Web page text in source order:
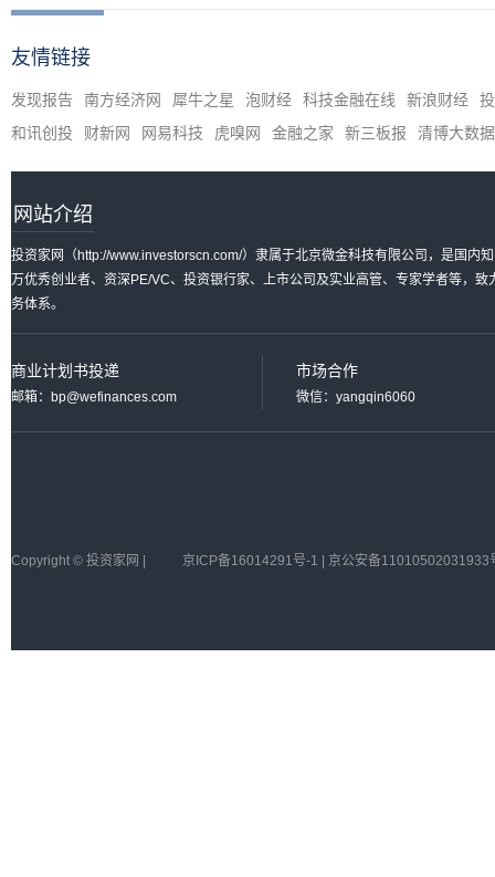
友情链接
发现报告 南方经济网 犀牛之星 泡财经 科技金融在线 新浪财经
和讯创投
财新网 网易科技 虎嗅网 金融之家 新三板报 清博大数据
网站介绍
投资家网（http://www.investorscn.com/）隶属于北京微金科技有限公司，是国内
万优秀创业者、资深PE/VC、投资银行家、上市公司及实业高管、专家学者等，
务体系。
商业计划书投递
邮箱：bp@wefinances.com
市场合作
微信：yangqin6060
Copyright © 投资家网 | 京ICP备16014291号-1 | 京公安备11010502031933